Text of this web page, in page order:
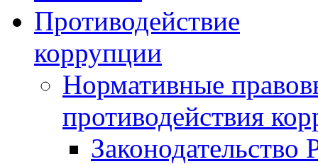
Противодействие
коррупции
Нормативные
противодействия